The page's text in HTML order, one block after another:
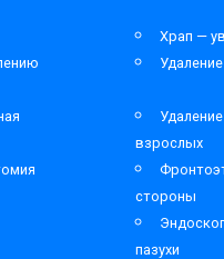
Храп —
взрослых
стороны
пазухи